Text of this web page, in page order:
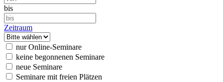
bis
Zeitraum
nur Online-Seminare
keine begonnenen Seminare
neue Seminare
Seminare mit freien Plätzen